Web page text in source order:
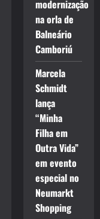
modernização
na orla de
Balneário
Camboriú
Marcela
Schmidt
lança
“Minha
Filha em
Outra Vida”
em evento
especial no
Neumarkt
Shopping